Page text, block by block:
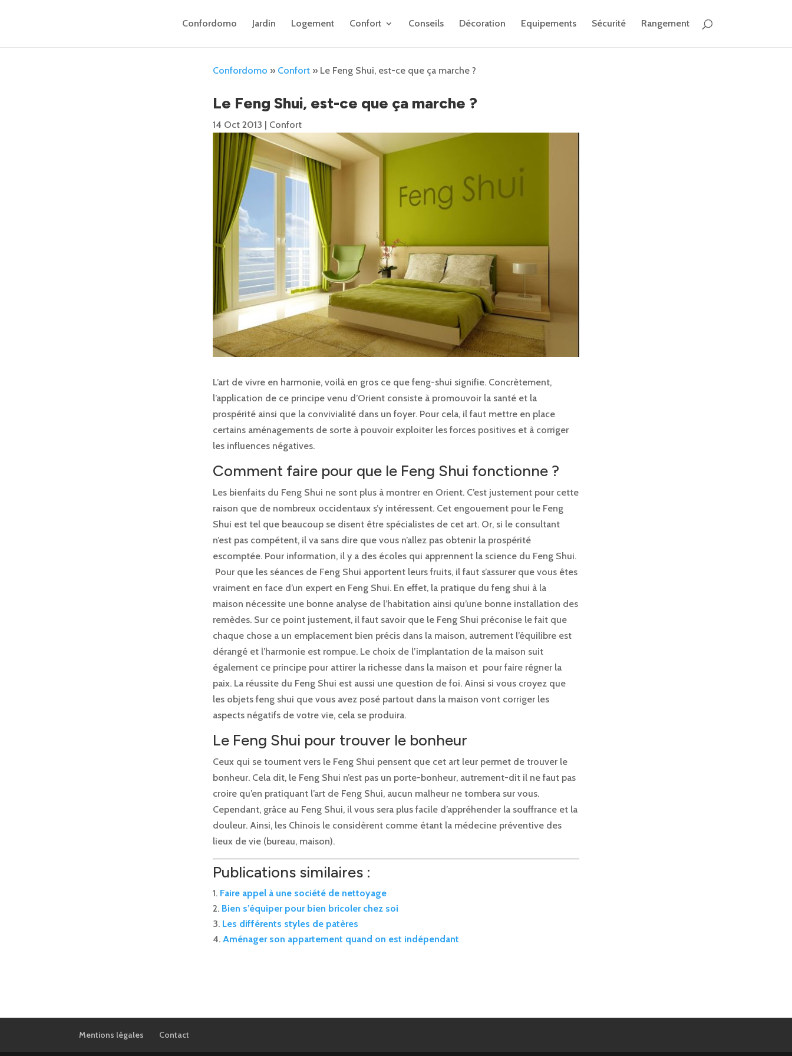
Confordomo Jardin Logement Confort Conseils Décoration Equipements Sécurité Rangement
Confordomo » Confort » Le Feng Shui, est-ce que ça marche ?
Le Feng Shui, est-ce que ça marche ?
14 Oct 2013 Confort
L’art de vivre en harmonie, voilà en gros ce que feng-shui signifie. Concrètement,
l’application de ce principe venu d’Orient consiste à promouvoir la santé et la
prospérité ainsi que la convivialité dans un foyer. Pour cela, il faut mettre en place
certains aménagements de sorte à pouvoir exploiter les forces positives et à corriger
les influences négatives.
Comment faire pour que le Feng Shui fonctionne ?
Les bienfaits du Feng Shui ne sont plus à montrer en Orient. C’est justement pour cette
raison que de nombreux occidentaux s’y intéressent. Cet engouement pour le Feng
Shui est tel que beaucoup se disent être spécialistes de cet art. Or, si le consultant
n’est pas compétent, il va sans dire que vous n’allez pas obtenir la prospérité
escomptée. Pour information, il y a des écoles qui apprennent la science du Feng Shui.
Pour que les séances de Feng Shui apportent leurs fruits, il faut s’assurer que vous êtes
vraiment en face d’un expert en Feng Shui. En effet, la pratique du feng shui à la
maison nécessite une bonne analyse de l’habitation ainsi qu’une bonne installation des
remèdes. Sur ce point justement, il faut savoir que le Feng Shui préconise le fait que
chaque chose a un emplacement bien précis dans la maison, autrement l’équilibre est
dérangé et l’harmonie est rompue. Le choix de l’implantation de la maison suit
également ce principe pour attirer la richesse dans la maison et pour faire régner la
paix. La réussite du Feng Shui est aussi une question de foi. Ainsi si vous croyez que
les objets feng shui que vous avez posé partout dans la maison vont corriger les
aspects négatifs de votre vie, cela se produira.
Le Feng Shui pour trouver le bonheur
Ceux qui se tournent vers le Feng Shui pensent que cet art leur permet de trouver le
bonheur. Cela dit, le Feng Shui n’est pas un porte-bonheur, autrement-dit il ne faut pas
croire qu’en pratiquant l’art de Feng Shui, aucun malheur ne tombera sur vous.
Cependant, grâce au Feng Shui, il vous sera plus facile d’appréhender la souffrance et la
douleur. Ainsi, les Chinois le considèrent comme étant la médecine préventive des
lieux de vie (bureau, maison).
Publications similaires :
Faire appel à une société de nettoyage
Bien s’équiper pour bien bricoler chez soi
Les différents styles de patères
Aménager son appartement quand on est indépendant
Mentions légales Contact